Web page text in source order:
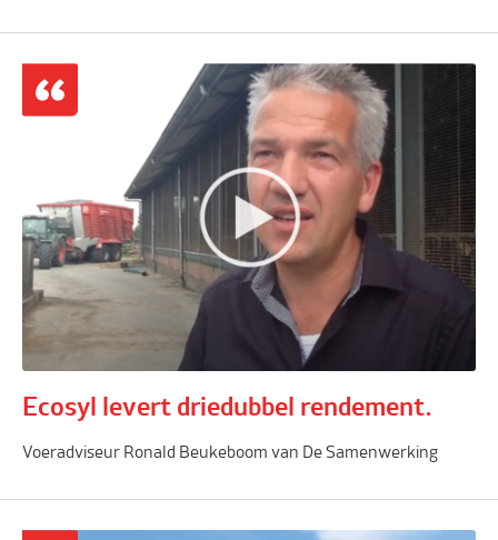
Ecosyl levert driedubbel rendement.
Voeradviseur Ronald Beukeboom van De Samenwerking